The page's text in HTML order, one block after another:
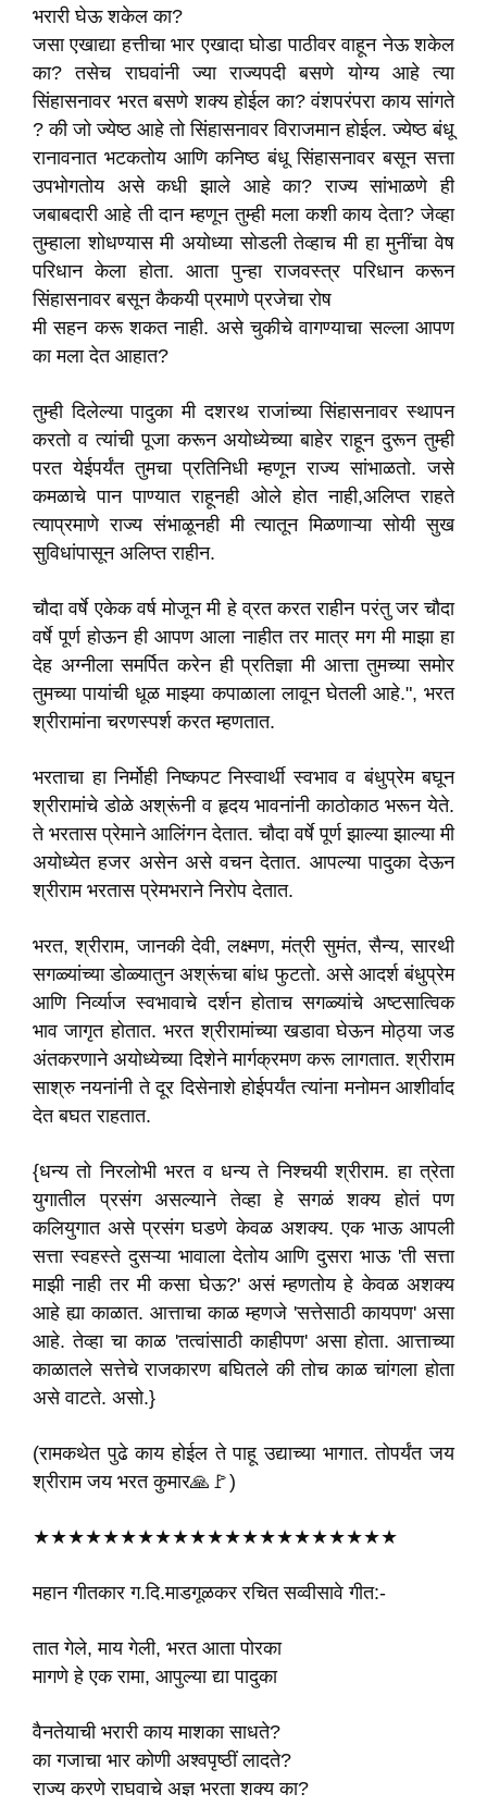
भरारी घेऊ शकेल का?
जसा एखाद्या हत्तीचा भार एखादा घोडा पाठीवर वाहून नेऊ शकेल
का? तसेच राघवांनी ज्या राज्यपदी बसणे योग्य आहे त्या
सिंहासनावर भरत बसणे शक्य होईल का? वंशपरंपरा काय सांगते
? की जो ज्येष्ठ आहे तो सिंहासनावर विराजमान होईल. ज्येष्ठ बंधू
रानावनात भटकतोय आणि कनिष्ठ बंधू सिंहासनावर बसून सत्ता
उपभोगतोय असे कधी झाले आहे का? राज्य सांभाळणे ही
जबाबदारी आहे ती दान म्हणून तुम्ही मला कशी काय देता? जेव्हा
तुम्हाला शोधण्यास मी अयोध्या सोडली तेव्हाच मी हा मुनींचा वेष
परिधान केला होता. आता पुन्हा राजवस्त्र परिधान करून
सिंहासनावर बसून कैकयी प्रमाणे प्रजेचा रोष
मी सहन करू शकत नाही. असे चुकीचे वागण्याचा सल्ला आपण
का मला देत आहात?
तुम्ही दिलेल्या पादुका मी दशरथ राजांच्या सिंहासनावर स्थापन
करतो व त्यांची पूजा करून अयोध्येच्या बाहेर राहून दुरून तुम्ही
परत येईपर्यंत तुमचा प्रतिनिधी म्हणून राज्य सांभाळतो. जसे
कमळाचे पान पाण्यात राहूनही ओले होत नाही,अलिप्त राहते
त्याप्रमाणे राज्य संभाळूनही मी त्यातून मिळणाऱ्या सोयी सुख
सुविधांपासून अलिप्त राहीन.
चौदा वर्षे एकेक वर्ष मोजून मी हे व्रत करत राहीन परंतु जर चौदा
वर्षे पूर्ण होऊन ही आपण आला नाहीत तर मात्र मग मी माझा हा
देह अग्नीला समर्पित करेन ही प्रतिज्ञा मी आत्ता तुमच्या समोर
तुमच्या पायांची धूळ माझ्या कपाळाला लावून घेतली आहे.", भरत
श्रीरामांना चरणस्पर्श करत म्हणतात.
भरताचा हा निर्मोही निष्कपट निस्वार्थी स्वभाव व बंधुप्रेम बघून
श्रीरामांचे डोळे अश्रूंनी व हृदय भावनांनी काठोकाठ भरून येते.
ते भरतास प्रेमाने आलिंगन देतात. चौदा वर्षे पूर्ण झाल्या झाल्या मी
अयोध्येत हजर असेन असे वचन देतात. आपल्या पादुका देऊन
श्रीराम भरतास प्रेमभराने निरोप देतात.
भरत, श्रीराम, जानकी देवी, लक्ष्मण, मंत्री सुमंत, सैन्य, सारथी
सगळ्यांच्या डोळ्यातुन अश्रूंचा बांध फुटतो. असे आदर्श बंधुप्रेम
आणि निर्व्याज स्वभावाचे दर्शन होताच सगळ्यांचे अष्टसात्विक
भाव जागृत होतात. भरत श्रीरामांच्या खडावा घेऊन मोठ्या जड
अंतकरणाने अयोध्येच्या दिशेने मार्गक्रमण करू लागतात. श्रीराम
साश्रु नयनांनी ते दूर दिसेनाशे होईपर्यंत त्यांना मनोमन आशीर्वाद
देत बघत राहतात.
{धन्य तो निरलोभी भरत व धन्य ते निश्चयी श्रीराम. हा त्रेता
युगातील प्रसंग असल्याने तेव्हा हे सगळं शक्य होतं पण
कलियुगात असे प्रसंग घडणे केवळ अशक्य. एक भाऊ आपली
सत्ता स्वहस्ते दुसऱ्या भावाला देतोय आणि दुसरा भाऊ 'ती सत्ता
माझी नाही तर मी कसा घेऊ?' असं म्हणतोय हे केवळ अशक्य
आहे ह्या काळात. आत्ताचा काळ म्हणजे 'सत्तेसाठी कायपण' असा
आहे. तेव्हा चा काळ 'तत्वांसाठी काहीपण' असा होता. आत्ताच्या
काळातले सत्तेचे राजकारण बघितले की तोच काळ चांगला होता
असे वाटते. असो.}
(रामकथेत पुढे काय होईल ते पाहू उद्याच्या भागात. तोपर्यंत जय
श्रीराम जय भरत कुमार🙏🚩)
★★★★★★★★★★★★★★★★★★★★★
महान गीतकार ग.दि.माडगूळकर रचित सव्वीसावे गीत:-
तात गेले, माय गेली, भरत आता पोरका
मागणे हे एक रामा, आपुल्या द्या पादुका
वैनतेयाची भरारी काय माशका साधते?
का गजाचा भार कोणी अश्वपृष्ठीं लादते?
राज्य करणे राघवाचे अज्ञ भरता शक्य का?